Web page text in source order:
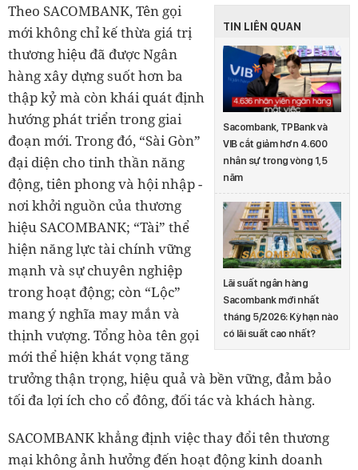
TIN LIÊN QUAN
Sacombank, TPBank và
VIB cắt giảm hơn 4.600
nhân sự trong vòng 1,5
năm
Lãi suất ngân hàng
Sacombank mới nhất
tháng 5/2026: Kỳ hạn nào
có lãi suất cao nhất?
Theo SACOMBANK, Tên gọi
mới không chỉ kế thừa giá trị
thương hiệu đã được Ngân
hàng xây dựng suốt hơn ba
thập kỷ mà còn khái quát định
hướng phát triển trong giai
đoạn mới. Trong đó, “Sài Gòn”
đại diện cho tinh thần năng
động, tiên phong và hội nhập -
nơi khởi nguồn của thương
hiệu SACOMBANK; “Tài” thể
hiện năng lực tài chính vững
mạnh và sự chuyên nghiệp
trong hoạt động; còn “Lộc”
mang ý nghĩa may mắn và
thịnh vượng. Tổng hòa tên gọi
mới thể hiện khát vọng tăng
trưởng thận trọng, hiệu quả và bền vững, đảm bảo
tối đa lợi ích cho cổ đông, đối tác và khách hàng.
SACOMBANK khẳng định việc thay đổi tên thương
mại không ảnh hưởng đến hoạt động kinh doanh